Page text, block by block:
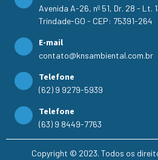
Avenida A-26, nº 51, Dr. 28 - Lt.
Trindade-GO - CEP: 75391-264
E-mail
contato@knsambiental.com.br
Telefone
(62) 9 9279-5939
Telefone
(63) 9 8449-7763
Copyright © 2023. Todos os